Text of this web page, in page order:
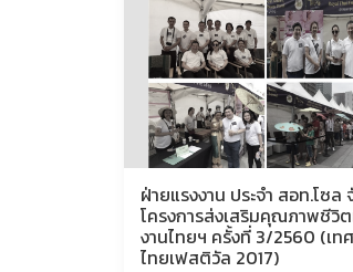
ฝ่ายแรงงาน ประจำ สอท.โซล
โครงการส่งเสริมคุณภาพชีวิ
งานไทยฯ ครั้งที่ 3/2560 (เท
ไทยเฟสติวัล 2017)